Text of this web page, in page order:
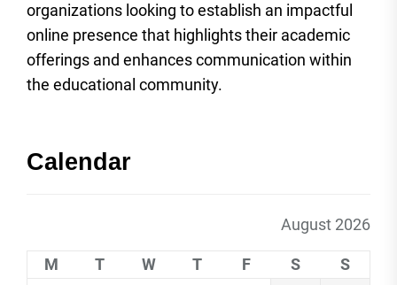
organizations looking to establish an impactful
online presence that highlights their academic
offerings and enhances communication within
the educational community.
Calendar
August 2026
M T W T F S
S